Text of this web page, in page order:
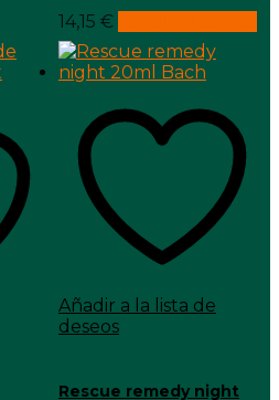
14,15 €
Añadir a la lista de
deseos
Rescue remedy night